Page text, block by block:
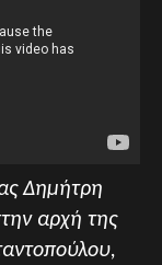
Δημήτρη
αρχή της